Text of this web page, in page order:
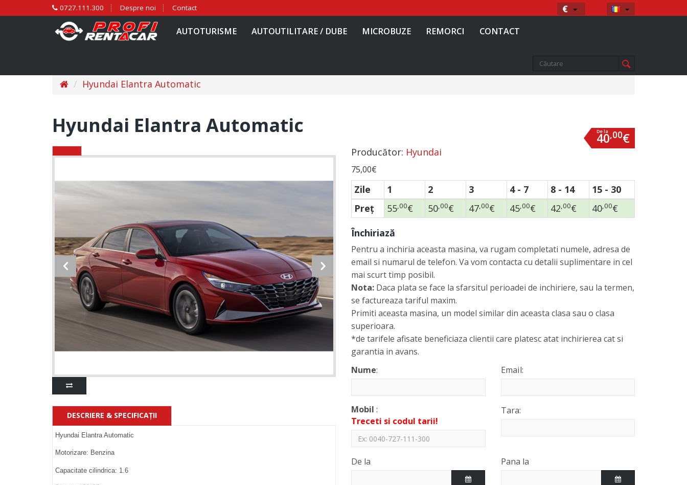
0727.111.300 Despre noi Contact € Moneda Limba
AUTOTURISME AUTOUTILITARE / DUBE MICROBUZE REMORCI CONTACT
Hyundai Elantra Automatic
Hyundai Elantra Automatic
DESCRIERE & SPECIFICAŢII
Hyundai Elantra Automatic
Motorizare: Benzina
Capacitate cilindrica: 1.6
De la
40,00€
Producător: Hyundai
75,00€
Zile 1 2 3 4 - 7 8 - 14
15 - 30
Preţ
55,00€ 50,00€ 47,00€ 45,00€ 42,00€ 40,00€
Închiriază
Pentru a inchiria aceasta masina, va rugam completati numele, adresa de
email si numarul de telefon. Va vom contacta cu detalii suplimentare in cel
mai scurt timp posibil.
Nota: Daca plata se face la sfarsitul perioadei de inchiriere, sau la termen,
se factureaza tariful maxim.
Primiti aceasta masina, un model similar din aceasta clasa sau o clasa
superioara.
*de tarifele afisate beneficiaza clientii care platesc atat inchirierea cat si
garantia in avans.
Nume:
Mobil :
Treceti si codul tarii!
Email:
Tara:
De la Pana la